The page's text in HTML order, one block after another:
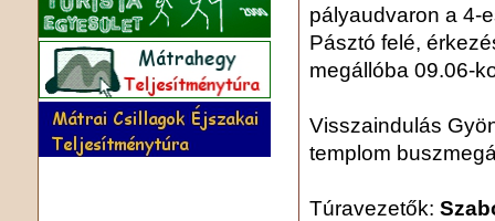
pályaudvaron a 4-
Pásztó felé,
megállóba 09.06-
Visszaindulás
templom
Túravezetők: